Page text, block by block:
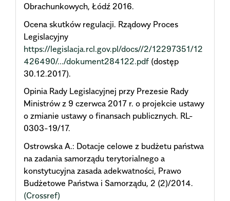
Obrachunkowych, Łódź 2016.
Ocena skutków regulacji. Rządowy Proces
Legislacyjny
https://legislacja.rcl.gov.pl/docs//2/12297351/12
426490/.../dokument284122.pdf (dostęp
30.12.2017).
Opinia Rady Legislacyjnej przy Prezesie Rady
Ministrów z 9 czerwca 2017 r. o projekcie ustawy
o zmianie ustawy o finansach publicznych. RL-
0303-19/17.
Ostrowska A.: Dotacje celowe z budżetu państwa
na zadania samorządu terytorialnego a
konstytucyjna zasada adekwatności, Prawo
Budżetowe Państwa i Samorządu, 2 (2)/2014.
(Crossref)